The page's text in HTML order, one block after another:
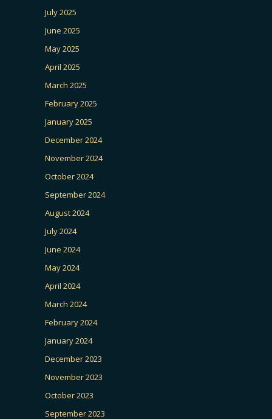
July 2025
June 2025
May 2025
April 2025
March 2025
February 2025
January 2025
December 2024
November 2024
October 2024
September 2024
August 2024
July 2024
June 2024
May 2024
April 2024
March 2024
February 2024
January 2024
December 2023
November 2023
October 2023
September 2023